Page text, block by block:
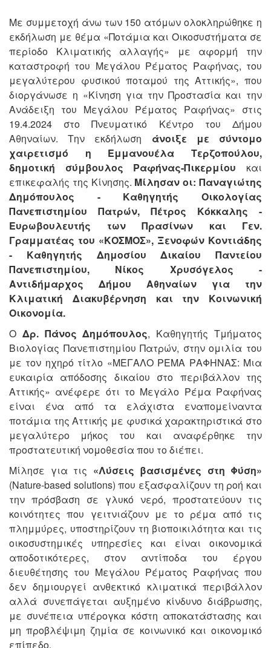
Με συμμετοχή άνω των 150 ατόμων ολοκληρώθηκε η
εκδήλωση με θέμα «Ποτάμια και Οικοσυστήματα σε
περίοδο Κλιματικής αλλαγής» με αφορμή την
καταστροφή του Μεγάλου Ρέματος Ραφήνας, του
μεγαλύτερου φυσικού ποταμού της Αττικής», που
διοργάνωσε η «Κίνηση για την Προστασία και την
Ανάδειξη του Μεγάλου Ρέματος Ραφήνας» στις
19.4.2024 στο Πνευματικό Κέντρο του Δήμου
Αθηναίων. Την εκδήλωση άνοιξε με σύντομο
χαιρετισμό η Εμμανουέλα Τερζοπούλου,
δημοτική σύμβουλος Ραφήνας-Πικερμίου και
επικεφαλής της Κίνησης. Μίλησαν οι: Παναγιώτης
Δημόπουλος - Καθηγητής Οικολογίας
Πανεπιστημίου Πατρών, Πέτρος Κόκκαλης -
Ευρωβουλευτής των Πρασίνων και Γεν.
Γραμματέας του «ΚΟΣΜΟΣ», Ξενοφών Κοντιάδης
- Καθηγητής Δημοσίου Δικαίου Παντείου
Πανεπιστημίου, Νίκος Χρυσόγελος -
Αντιδήμαρχος Δήμου Αθηναίων για την
Κλιματική Διακυβέρνηση και την Κοινωνική
Οικονομία.
Ο Δρ. Πάνος Δημόπουλος, Καθηγητής Τμήματος
Βιολογίας Πανεπιστημίου Πατρών, στην ομιλία του
με τον ηχηρό τίτλο «ΜΕΓΑΛΟ ΡΕΜΑ ΡΑΦΗΝΑΣ: Μια
ευκαιρία απόδοσης δικαίου στο περιβάλλον της
Αττικής» ανέφερε ότι το Μεγάλο Ρέμα Ραφήνας
είναι ένα από τα ελάχιστα εναπομείναντα
ποτάμια της Αττικής με φυσικά χαρακτηριστικά στο
μεγαλύτερο μήκος του και αναφέρθηκε την
προστατευτική νομοθεσία που το διέπει.
Μίλησε για τις «Λύσεις βασισμένες στη Φύση»
(Nature-based solutions) που εξασφαλίζουν τη ροή και
την πρόσβαση σε γλυκό νερό, προστατεύουν τις
κοινότητες που γειτνιάζουν με το ρέμα από τις
πλημμύρες, υποστηρίζουν τη βιοποικιλότητα και τις
οικοσυστημικές υπηρεσίες και είναι οικονομικά
αποδοτικότερες, στον αντίποδα του έργου
διευθέτησης του Μεγάλου Ρέματος Ραφήνας που
δεν δημιουργεί ανθεκτικό κλιματικά περιβάλλον
αλλά συνεπάγεται αυξημένο κίνδυνο διάβρωσης,
με συνέπεια υπέρογκα κόστη αποκατάστασης και
μη προβλέψιμη ζημία σε κοινωνικό και οικονομικό
επίπεδο.